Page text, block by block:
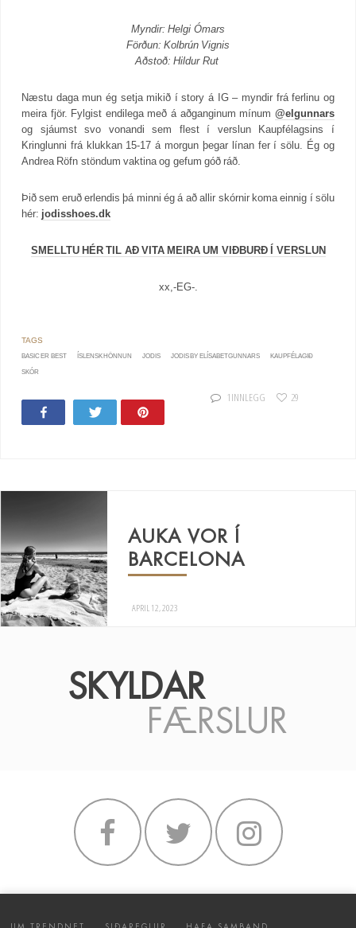
Myndir: Helgi Ómars
Förðun: Kolbrún Vignis
Aðstoð: Hildur Rut
Næstu daga mun ég setja mikið í story á IG – myndir frá ferlinu og
meira fjör. Fylgist endilega með á aðganginum mínum @elgunnars
og sjáumst svo vonandi sem flest í verslun Kaupfélagsins í
Kringlunni frá klukkan 15-17 á morgun þegar línan fer í sölu. Ég og
Andrea Röfn stöndum vaktina og gefum góð ráð.
Þið sem eruð erlendis þá minni ég á að allir skórnir koma einnig í sölu
hér: jodisshoes.dk
SMELLTU HÉR TIL AÐ VITA MEIRA UM VIÐBURÐ Í VERSLUN
xx,-EG-.
BASIC ER BEST ÍSLENSK HÖNNUN JODIS JODIS BY ELÍSABETGUNNARS KAUPFÉLAGIÐ
SKÓR
Tweet
1 INNLEGG 29
AUKA VOR Í
BARCELONA
APRIL 12, 2023
SKYLDAR
FÆRSLUR